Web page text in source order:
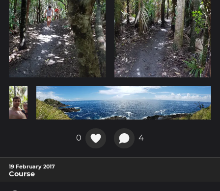
0 4
19 February 2017
Course